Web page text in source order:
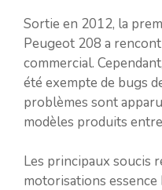
Sortie en 2012, la
Peugeot 208 a
commercial.
été exempte de bugs
problèmes sont
modèles produits
Les principaux soucis
motorisations